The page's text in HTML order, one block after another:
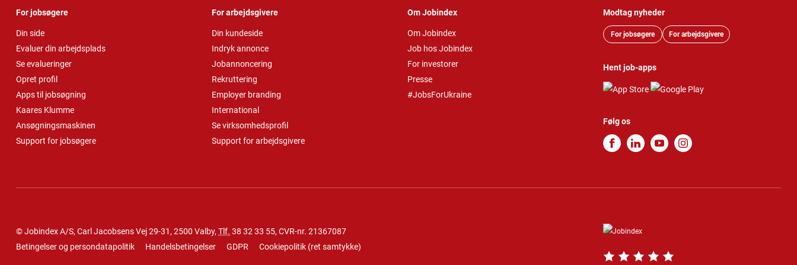
For jobsøgere
Din side
Evaluer din arbejdsplads
Se evalueringer
Opret profil
Apps til jobsøgning
Kaares Klumme
Ansøgningsmaskinen
Support for jobsøgere
For arbejdsgivere
Din kundeside
Indryk annonce
Jobannoncering
Rekruttering
Employer branding
International
Se virksomhedsprofil
Support for arbejdsgivere
Om Jobindex
Om Jobindex
Job hos Jobindex
For investorer
Presse
#JobsForUkraine
Modtag nyheder
For jobsøgere For arbejdsgivere
Hent job-apps
Følg os
© Jobindex A/S, Carl Jacobsens Vej 29-31, 2500 Valby, Tlf. 38 32 33 55, CVR-nr. 21367087
Betingelser og persondatapolitik
Handelsbetingelser GDPR Cookiepolitik (ret samtykke)